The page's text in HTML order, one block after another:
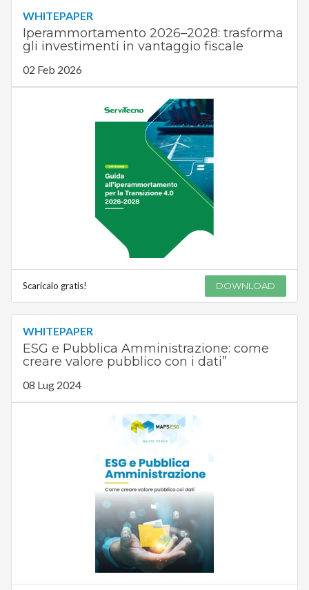
WHITEPAPER
Iperammortamento 2026–2028: trasforma
gli investimenti in vantaggio fiscale
02 Feb 2026
Scaricalo gratis! DOWNLOAD
WHITEPAPER
ESG e Pubblica Amministrazione: come
creare valore pubblico con i dati”
08 Lug 2024